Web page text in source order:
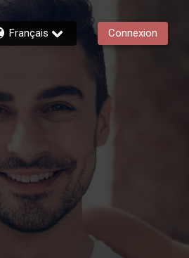
Français Connexion